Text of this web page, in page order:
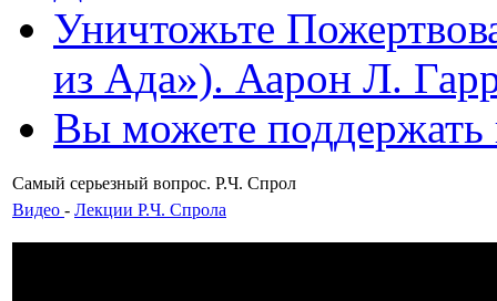
Уничтожьте
из Ада»). Аарон Л.
Вы можете
Самый серьезный вопрос. Р.Ч. Спрол
Видео - Лекции Р.Ч. Спрола